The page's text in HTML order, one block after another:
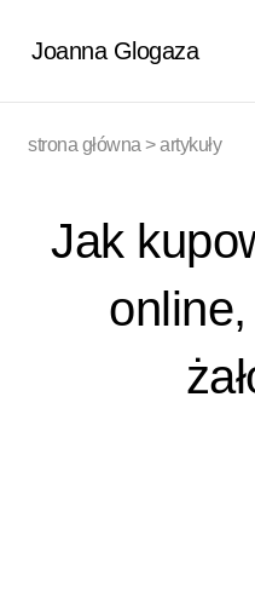
Joanna Glogaza
strona główna >artykuły
Jak